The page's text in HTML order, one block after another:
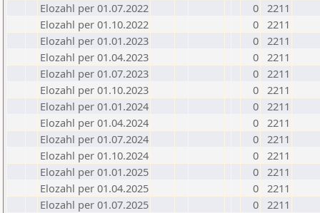
Elozahl per 01.07.2022
0 2211
Elozahl per 01.10.2022
0 2211
Elozahl per 01.01.2023
0 2211
Elozahl per 01.04.2023
0 2211
Elozahl per 01.07.2023
0 2211
Elozahl per 01.10.2023
0 2211
Elozahl per 01.01.2024
0 2211
Elozahl per 01.04.2024
0 2211
Elozahl per 01.07.2024
0 2211
Elozahl per 01.10.2024
0 2211
Elozahl per 01.01.2025
0 2211
Elozahl per 01.04.2025
0 2211
Elozahl per 01.07.2025
0 2211